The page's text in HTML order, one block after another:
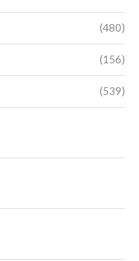
(480)
(156)
(539)